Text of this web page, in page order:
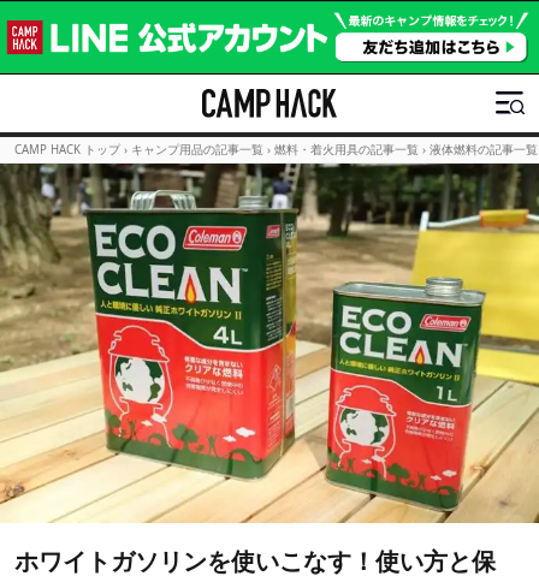
CAMP HACK トップ › キャンプ用品の記事一覧 › 燃料・着火用具の記事一覧 › 液体燃料の記事一覧
ホワイトガソリンを使いこなす！使い方と保